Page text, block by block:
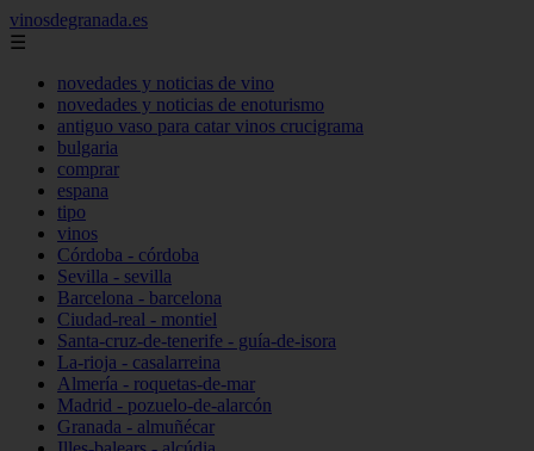
vinosdegranada.es
☰
novedades y noticias de vino
novedades y noticias de enoturismo
antiguo vaso para catar vinos crucigrama
bulgaria
comprar
espana
tipo
vinos
Córdoba - córdoba
Sevilla - sevilla
Barcelona - barcelona
Ciudad-real - montiel
Santa-cruz-de-tenerife - guía-de-isora
La-rioja - casalarreina
Almería - roquetas-de-mar
Madrid - pozuelo-de-alarcón
Granada - almuñécar